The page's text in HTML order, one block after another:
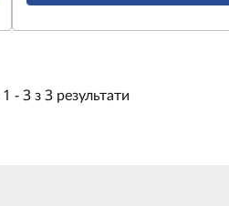
1 -3з3 результати